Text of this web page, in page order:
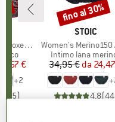
Brief Fly
ridotto
€
+2
( 5)
MARCHIO
STOIC
Articolo
Women's Merino150 AlsenSt.
Gruppo di prodotti
Intimo lana
Prezzo
34,95 € Prezzo
da
+
4,8(44
Sconto
fino al 30%